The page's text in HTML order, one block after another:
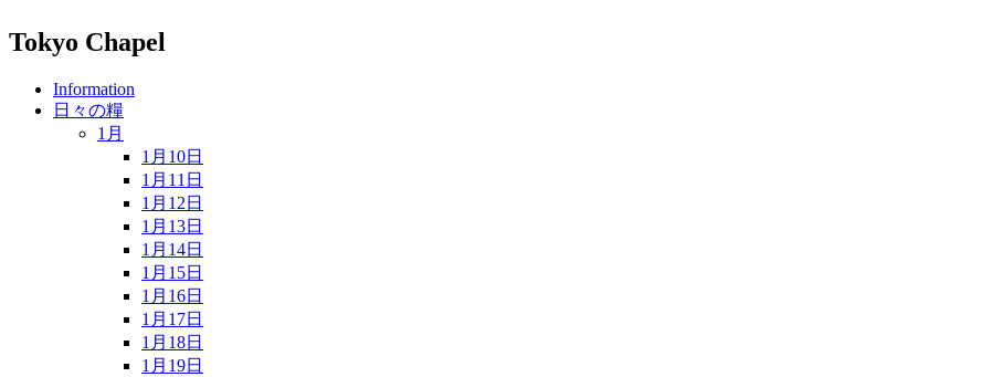
Tokyo Chapel
Information
日々の糧
1月
1月10日
1月11日
1月12日
1月13日
1月14日
1月15日
1月16日
1月17日
1月18日
1月19日